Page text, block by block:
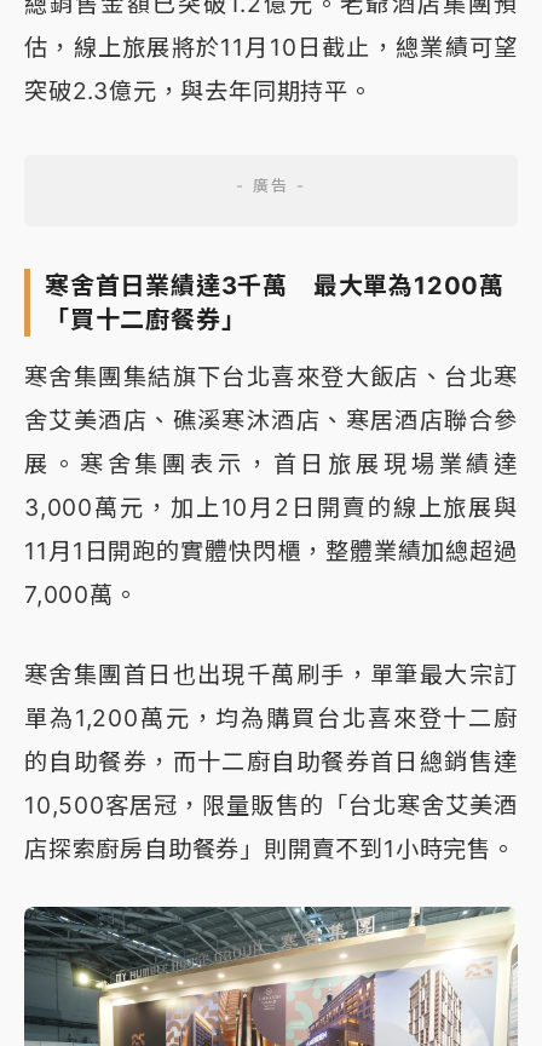
估，線上旅展將於11月10日截止，總業績可望
突破2.3億元，與去年同期持平。
寒舍首日業績達3千萬 最大單為1200萬
「買十二廚餐券」
寒舍集團集結旗下台北喜來登大飯店、台北寒
舍艾美酒店、礁溪寒沐酒店、寒居酒店聯合參
展。寒舍集團表示，首日旅展現場業績達
3,000萬元，加上10月2日開賣的線上旅展與
11月1日開跑的實體快閃櫃，整體業績加總超過
7,000萬。
寒舍集團首日也出現千萬刷手，單筆最大宗訂
單為1,200萬元，均為購買台北喜來登十二廚
的自助餐券，而十二廚自助餐券首日總銷售達
10,500客居冠，限量販售的「台北寒舍艾美酒
店探索廚房自助餐券」則開賣不到1小時完售。